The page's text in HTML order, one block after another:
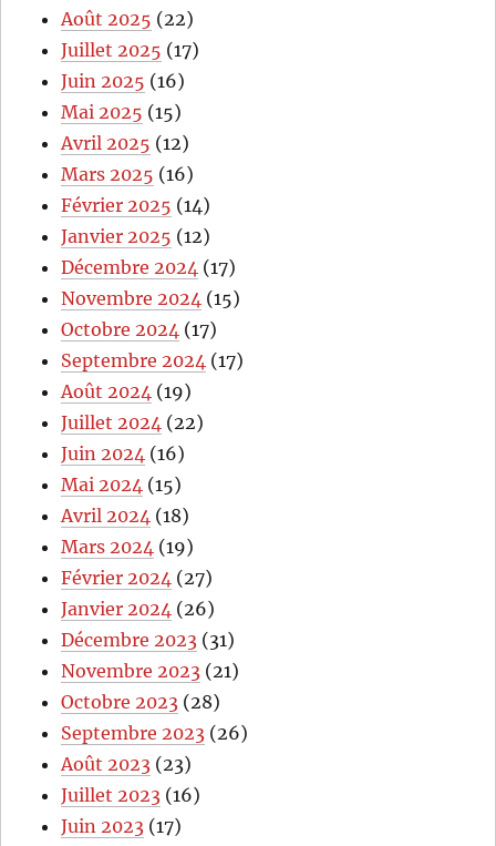
Août 2025 (22)
Juillet 2025 (17)
Juin 2025 (16)
Mai 2025 (15)
Avril 2025 (12)
Mars 2025 (16)
Février 2025 (14)
Janvier 2025 (12)
Décembre 2024 (17)
Novembre 2024 (15)
Octobre 2024 (17)
Septembre 2024 (17)
Août 2024 (19)
Juillet 2024 (22)
Juin 2024 (16)
Mai 2024 (15)
Avril 2024 (18)
Mars 2024 (19)
Février 2024 (27)
Janvier 2024 (26)
Décembre 2023 (31)
Novembre 2023 (21)
Octobre 2023 (28)
Septembre 2023 (26)
Août 2023 (23)
Juillet 2023 (16)
Juin 2023 (17)